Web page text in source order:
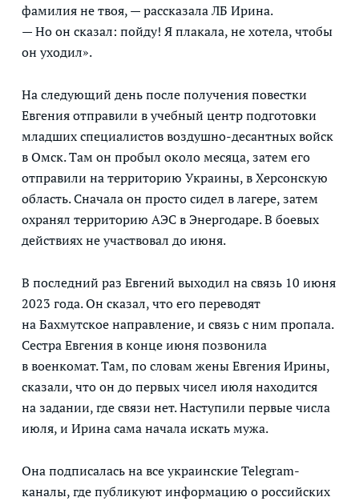
фамилия не твоя, — рассказала ЛБ Ирина.
— Но он сказал: пойду! Я плакала, не хотела, чтобы
он уходил».
На следующий день после получения повестки
Евгения отправили в учебный центр подготовки
младших специалистов воздушно-десантных войск
в Омск. Там он пробыл около месяца, затем его
отправили на территорию Украины, в Херсонскую
область. Сначала он просто сидел в лагере, затем
охранял территорию АЭС в Энергодаре. В боевых
действиях не участвовал до июня.
В последний раз Евгений выходил на связь 10 июня
2023 года. Он сказал, что его переводят
на Бахмутское направление, и связь с ним пропала.
Сестра Евгения в конце июня позвонила
в военкомат. Там, по словам жены Евгения Ирины,
сказали, что он до первых чисел июля находится
на задании, где связи нет. Наступили первые числа
июля, и Ирина сама начала искать мужа.
Она подписалась на все украинские Telegram-
каналы, где публикуют информацию о российских